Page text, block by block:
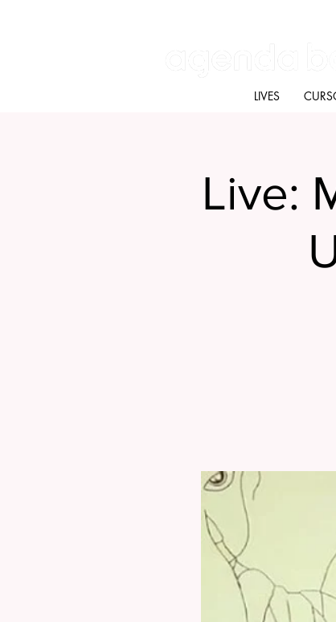
LIVES
Live: